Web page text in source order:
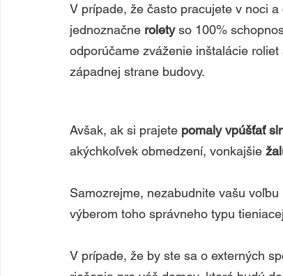
V prípade, že často pracujete v noci
jednoznačne rolety so 100%
odporúčame zváženie inštalácie
západnej strane budovy.
Avšak, ak si prajete pomaly vpúšťať
akýchkoľvek obmedzení, vonkajšie
Samozrejme, nezabudnite vašu
výberom toho správneho typu
V prípade, že by ste sa o externých